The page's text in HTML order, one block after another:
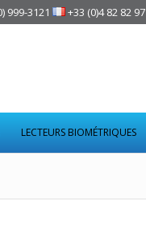
999-3121 +33 (0)4 82 82
LECTEURS BIOMÉTRIQUES